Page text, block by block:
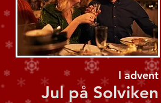
I advent
Jul på Solviken